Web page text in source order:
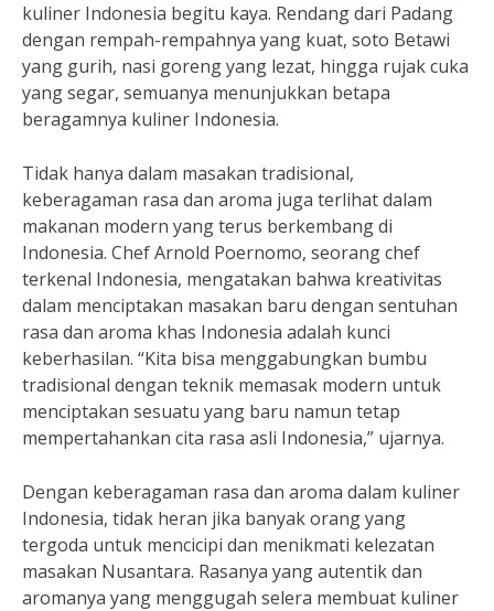
kuliner Indonesia begitu kaya. Rendang dari Padang
dengan rempah-rempahnya yang kuat, soto Betawi
yang gurih, nasi goreng yang lezat, hingga rujak cuka
yang segar, semuanya menunjukkan betapa
beragamnya kuliner Indonesia.
Tidak hanya dalam masakan tradisional,
keberagaman rasa dan aroma juga terlihat dalam
makanan modern yang terus berkembang di
Indonesia. Chef Arnold Poernomo, seorang chef
terkenal Indonesia, mengatakan bahwa kreativitas
dalam menciptakan masakan baru dengan sentuhan
rasa dan aroma khas Indonesia adalah kunci
keberhasilan. “Kita bisa menggabungkan bumbu
tradisional dengan teknik memasak modern untuk
menciptakan sesuatu yang baru namun tetap
mempertahankan cita rasa asli Indonesia,” ujarnya.
Dengan keberagaman rasa dan aroma dalam kuliner
Indonesia, tidak heran jika banyak orang yang
tergoda untuk mencicipi dan menikmati kelezatan
masakan Nusantara. Rasanya yang autentik dan
aromanya yang menggugah selera membuat kuliner